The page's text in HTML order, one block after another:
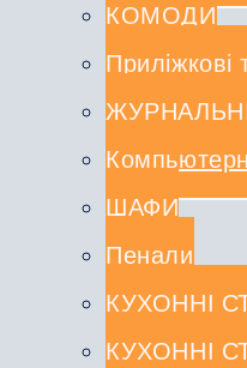
КОМОДИ
Приліжкові
ШАФИ
Пенали
КУХОННІ
КУХОННІ